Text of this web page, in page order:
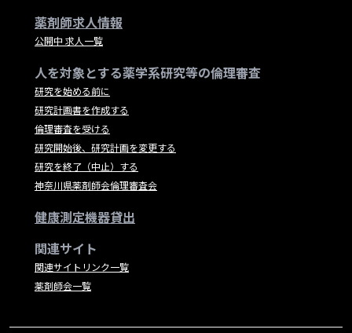
薬剤師求人情報
公開中 求人一覧
人を対象とする薬学系研究等の倫理審査
研究を始める前に
研究計画書を作成する
倫理審査を受ける
研究開始後、研究計画を変更する
研究を終了（中止）する
神奈川県薬剤師会倫理審査会
健康測定機器貸出
関連サイト
関連サイトリンク一覧
薬剤師会一覧